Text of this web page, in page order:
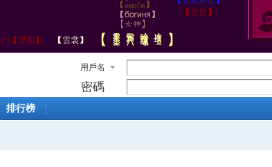
用戶名
密碼
排行榜